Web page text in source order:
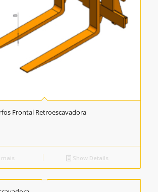
Frontal Retroescavadora
mais Show Details